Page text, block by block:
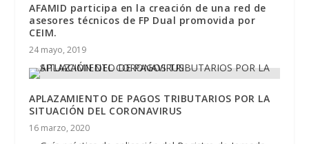
AFAMID participa en la creación de una red de
asesores técnicos de FP Dual promovida por
CEIM.
24 mayo, 2019
APLAZAMIENTO DE PAGOS TRIBUTARIOS POR LA
SITUACIÓN DEL CORONAVIRUS
16 marzo, 2020